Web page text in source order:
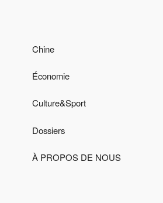
Chine
Économie
Culture&Sport
Dossiers
À PROPOS DE NOUS